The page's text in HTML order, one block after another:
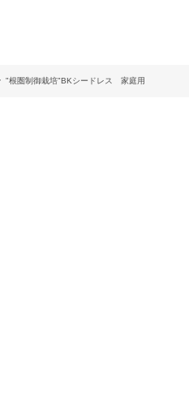
"根圏制御栽培"BKシードレス 家庭用